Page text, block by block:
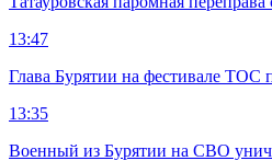
13:47
Глава Бурятии на фестивале ТОС
13:35
Военный из Бурятии на СВО